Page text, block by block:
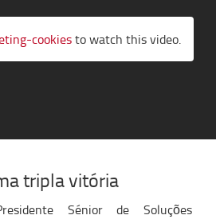
cookiesto watch this video.
tripla vitória
Sénior de Soluções